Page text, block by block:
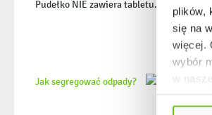
plików,
się na
więcej.
wybór
w
Pudełko NIE zawiera tabletu.
Jak segregować odpady?